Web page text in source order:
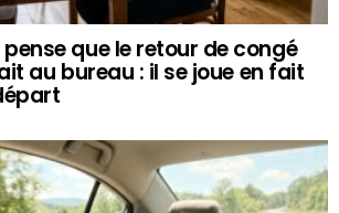
que le retour de congé
au bureau : il se joue en fait